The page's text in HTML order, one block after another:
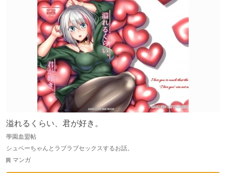
溢れるくらい、君が好き。
學園血盟帖
シュペーちゃんとラブラブセックスするお話。
マンガ